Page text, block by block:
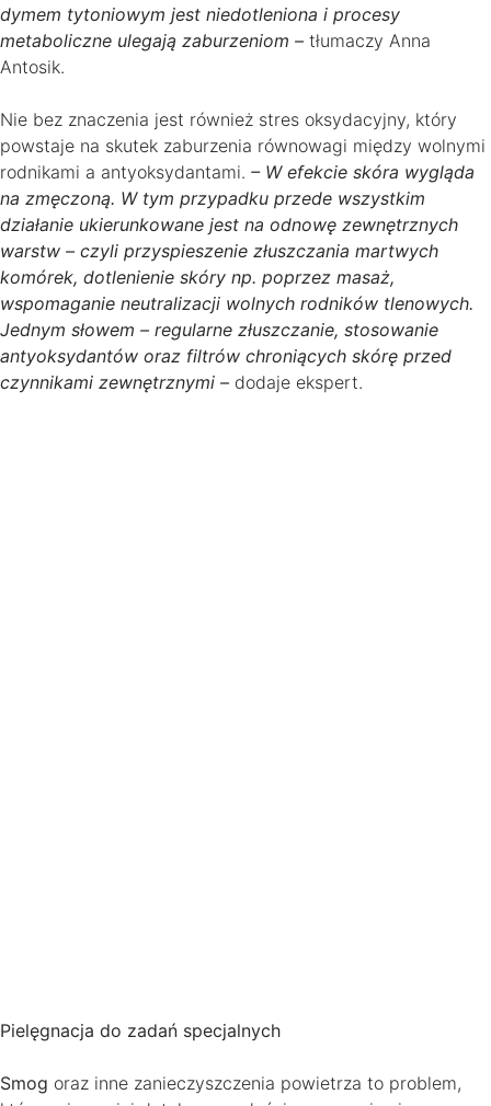
dymem tytoniowym jest niedotleniona i procesy
metaboliczne ulegają zaburzeniom – tłumaczy Anna
Antosik.
Nie bez znaczenia jest również stres oksydacyjny, który
powstaje na skutek zaburzenia równowagi między wolnymi
rodnikami a antyoksydantami. – W efekcie skóra wygląda
na zmęczoną. W tym przypadku przede wszystkim
działanie ukierunkowane jest na odnowę zewnętrznych
warstw – czyli przyspieszenie złuszczania martwych
komórek, dotlenienie skóry np. poprzez masaż,
wspomaganie neutralizacji wolnych rodników tlenowych.
Jednym słowem – regularne złuszczanie, stosowanie
antyoksydantów oraz filtrów chroniących skórę przed
czynnikami zewnętrznymi – dodaje ekspert.
Pielęgnacja do zadań specjalnych
Smog oraz inne zanieczyszczenia powietrza to problem,